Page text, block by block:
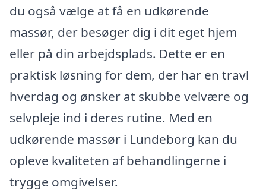
du også vælge at få en udkørende
massør, der besøger dig i dit eget hjem
eller på din arbejdsplads. Dette er en
praktisk løsning for dem, der har en travl
hverdag og ønsker at skubbe velvære og
selvpleje ind i deres rutine. Med en
udkørende massør i Lundeborg kan du
opleve kvaliteten af behandlingerne i
trygge omgivelser.